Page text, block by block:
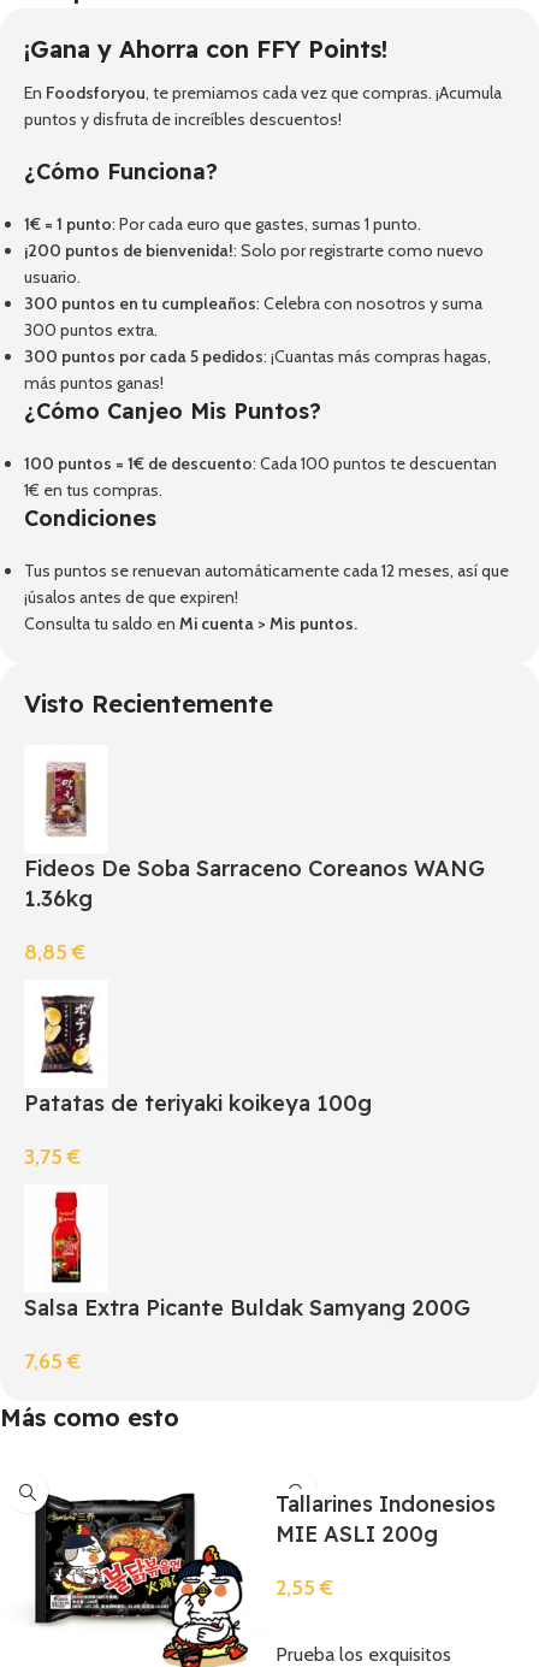
¡Gana y Ahorra con FFY Points!
En Foodsforyou, te premiamos cada vez que compras. ¡Acumula
puntos y disfruta de increíbles descuentos!
¿Cómo Funciona?
1€ = 1 punto: Por cada euro que gastes, sumas 1 punto.
¡200 puntos de bienvenida!: Solo por registrarte como nuevo
usuario.
300 puntos en tu cumpleaños: Celebra con nosotros y suma
300 puntos extra.
300 puntos por cada 5 pedidos: ¡Cuantas más compras hagas,
más puntos ganas!
¿Cómo Canjeo Mis Puntos?
100 puntos = 1€ de descuento: Cada 100 puntos te descuentan
1€ en tus compras.
Condiciones
Tus puntos se renuevan automáticamente cada 12 meses, así que
¡úsalos antes de que expiren!
Consulta tu saldo en Mi cuenta > Mis puntos.
Visto Recientemente
Fideos De Soba Sarraceno Coreanos WANG
1.36kg
8,85€
Patatas de teriyaki koikeya 100g
3,75€
Salsa Extra Picante Buldak Samyang 200G
7,65€
Más como esto
Tallarines Indonesios
MIE ASLI 200g
2,55€
Prueba los exquisitos